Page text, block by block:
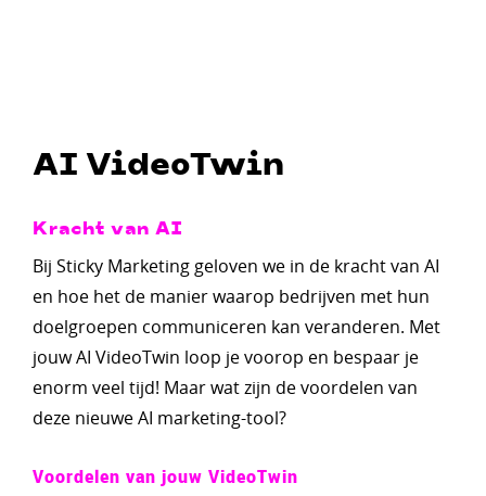
AI VideoTwin
Kracht van AI
Bij Sticky Marketing geloven we in de kracht van AI
en hoe het de manier waarop bedrijven met hun
doelgroepen communiceren kan veranderen. Met
jouw AI VideoTwin loop je voorop en bespaar je
enorm veel tijd! Maar wat zijn de voordelen van
deze nieuwe AI marketing-tool?
Voordelen van jouw VideoTwin